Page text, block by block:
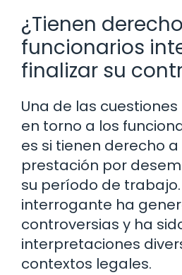
¿Tienen
funcionarios
finalizar su
Una de las
en torno a los
es si tienen derecho
prestación por
su período de trabajo.
interrogante ha
controversias y ha
interpretaciones
contextos legales.